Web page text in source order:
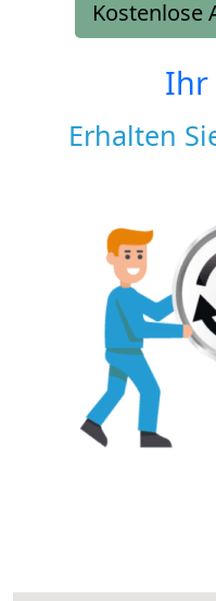
Kostenlose
Ihr
Erhalten